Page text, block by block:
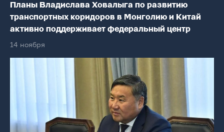
Планы Владислава Ховалыга по развитию
транспортных коридоров в Монголию и Китай
активно поддерживает федеральный центр
14 ноября